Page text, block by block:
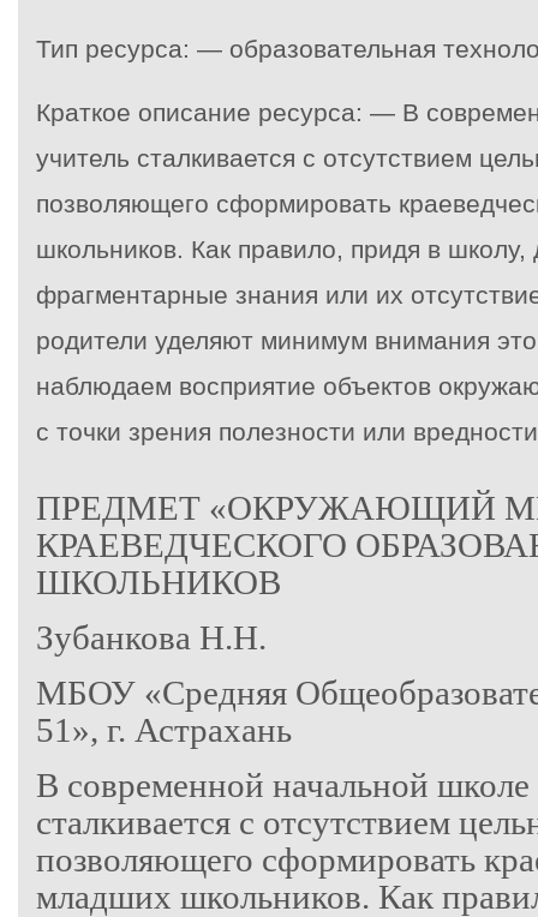
Тип ресурса: — образовательная
Краткое описание ресурса: — В
учитель сталкивается с отсутствием
позволяющего сформировать
школьников. Как правило, придя в школу,
фрагментарные знания или их
родители уделяют минимум внимания
наблюдаем восприятие объектов
с точки зрения полезности или
ПРЕДМЕТ «ОКРУЖАЮЩИЙ
КРАЕВЕДЧЕСКОГО
ШКОЛЬНИКОВ
Зубанкова Н.Н.
МБОУ «Средняя
51», г. Астрахань
В современной начальной школе
сталкивается с отсутствием
позволяющего сформировать
младших школьников. Как